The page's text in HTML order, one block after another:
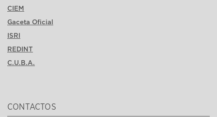
CIEM
Gaceta Oficial
ISRI
REDINT
C.U.B.A.
CONTACTOS